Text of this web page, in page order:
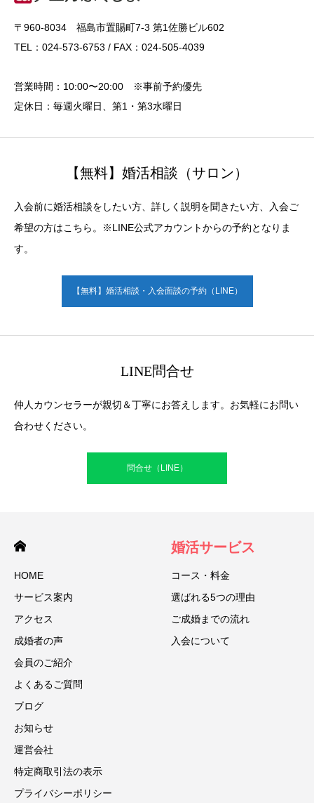
〒960-8034 福島市置賜町7-3 第1佐勝ビル602
TEL：024-573-6753 / FAX：024-505-4039
営業時間：10:00〜20:00 ※事前予約優先
定休日：毎週火曜日、第1・第3水曜日
【無料】婚活相談（サロン）
入会前に婚活相談をしたい方、詳しく説明を聞きたい方、入会ご
希望の方はこちら。※LINE公式アカウントからの予約となりま
す。
【無料】婚活相談・入会面談の予約（LINE）
LINE問合せ
仲人カウンセラーが親切＆丁寧にお答えします。お気軽にお問い
合わせください。
問合せ（LINE）
HOME
サービス案内
アクセス
成婚者の声
会員のご紹介
よくあるご質問
ブログ
お知らせ
運営会社
特定商取引法の表示
プライバシーポリシー
婚活サービス
コース・料金
選ばれる5つの理由
ご成婚までの流れ
入会について